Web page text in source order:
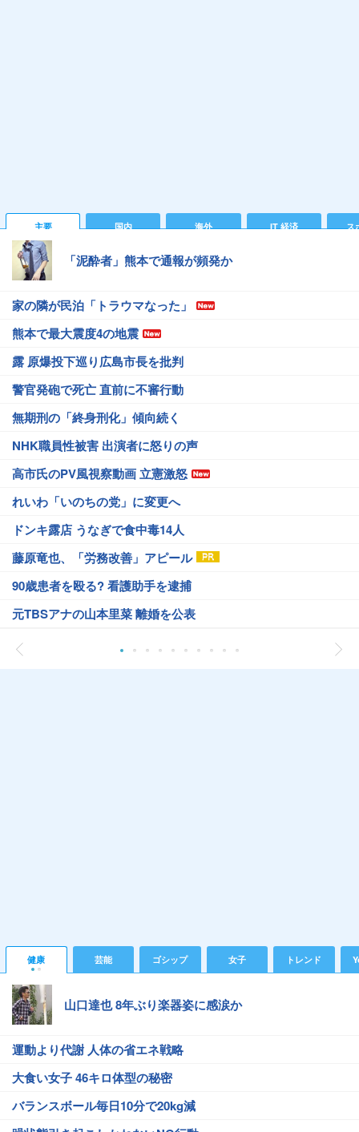
主要 国内 海外 IT 経済 ス
「泥酔者」熊本で通報が頻発か
家の隣が民泊「トラウマなった」
熊本で最大震度4の地震
露 原爆投下巡り広島市長を批判
警官発砲で死亡 直前に不審行動
無期刑の「終身刑化」傾向続く
NHK職員性被害 出演者に怒りの声
高市氏のPV風視察動画 立憲激怒
れいわ「いのちの党」に変更へ
ドンキ露店 うなぎで食中毒14人
藤原竜也、「労務改善」アピール
90歳患者を殴る? 看護助手を逮捕
元TBSアナの山本里菜 離婚を公表
健康 芸能 ゴシップ 女子 トレンド
山口達也 8年ぶり楽器姿に感涙か
運動より代謝 人体の省エネ戦略
大食い女子 46キロ体型の秘密
バランスボール毎日10分で20kg減